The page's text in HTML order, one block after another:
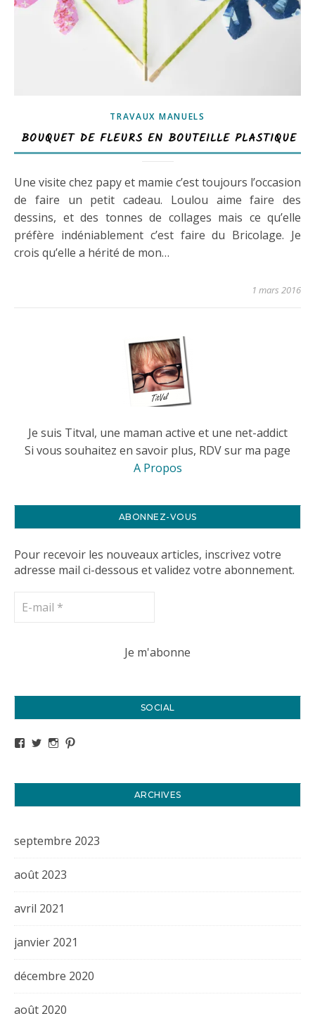
TRAVAUX MANUELS
BOUQUET DE FLEURS EN BOUTEILLE PLASTIQUE
Une visite chez papy et mamie c’est toujours l’occasion
de faire un petit cadeau. Loulou aime faire des
dessins, et des tonnes de collages mais ce qu’elle
préfère indéniablement c’est faire du Bricolage. Je
crois qu’elle a hérité de mon…
1 mars 2016
Je suis Titval, une maman active et une net-addict
Si vous souhaitez en savoir plus, RDV sur ma page
A Propos
ABONNEZ-VOUS
Pour recevoir les nouveaux articles, inscrivez votre
adresse mail ci-dessous et validez votre abonnement.
SOCIAL
Voir le profil de titval35 sur Facebook
Voir le profil de titval35 sur Twitter
Voir le profil de titval35 sur Instagram
ARCHIVES
septembre 2023
août 2023
avril 2021
janvier 2021
décembre 2020
août 2020